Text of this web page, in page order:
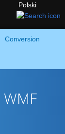
Polski
Conversion